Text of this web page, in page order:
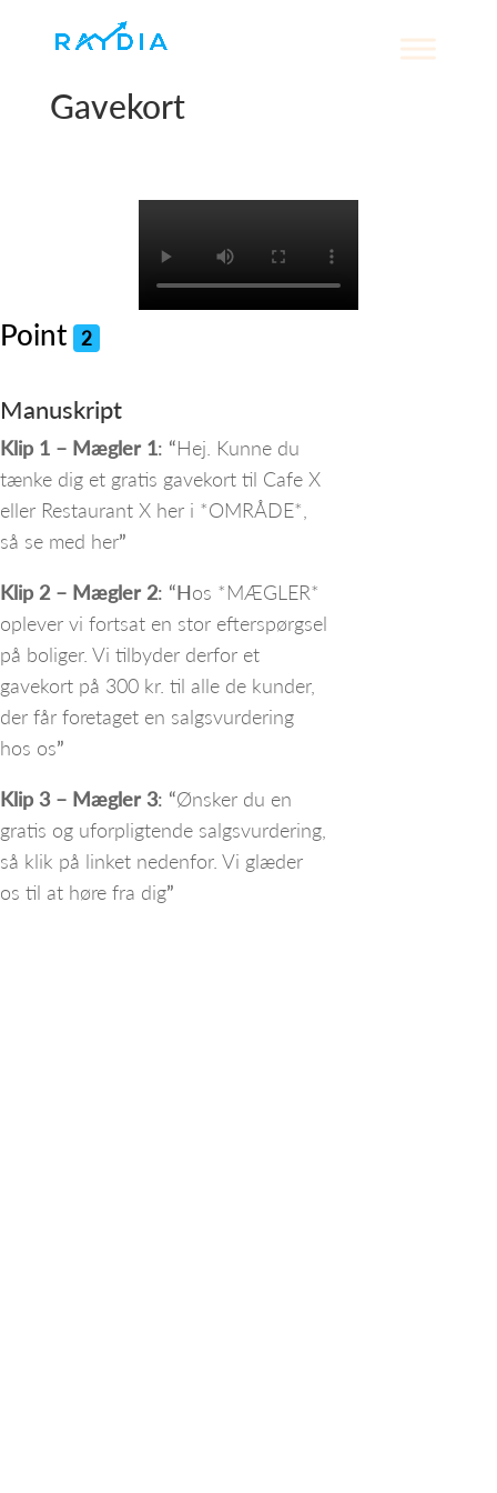
Gavekort
Point 2
Manuskript
Klip 1 – Mægler 1: “Hej. Kunne du
tænke dig et gratis gavekort til Cafe X
eller Restaurant X her i *OMRÅDE*,
så se med her”
Klip 2 – Mægler 2: “Hos *MÆGLER*
oplever vi fortsat en stor efterspørgsel
på boliger. Vi tilbyder derfor et
gavekort på 300 kr. til alle de kunder,
der får foretaget en salgsvurdering
hos os”
Klip 3 – Mægler 3: “Ønsker du en
gratis og uforpligtende salgsvurdering,
så klik på linket nedenfor. Vi glæder
os til at høre fra dig”